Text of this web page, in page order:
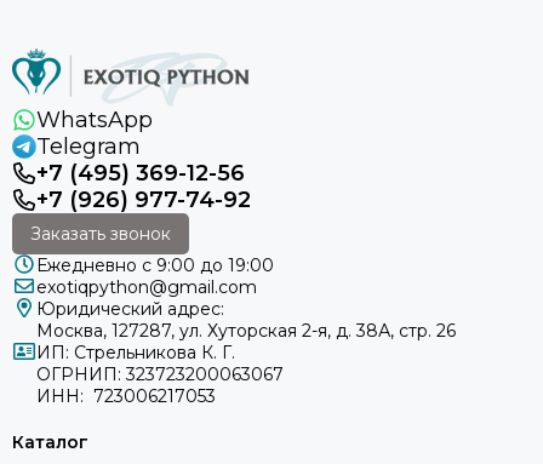
WhatsApp
Telegram
+7 (495) 369-12-56
+7 (926) 977-74-92
Заказать звонок
Ежедневно с 9:00 до 19:00
exotiqpython@gmail.com
Юридический адрес:
Москва, 127287, ул. Хуторская 2-я, д. 38А, стр. 26
ИП: Стрельникова К. Г.
ОГРНИП: 323723200063067
ИНН: 723006217053
Каталог